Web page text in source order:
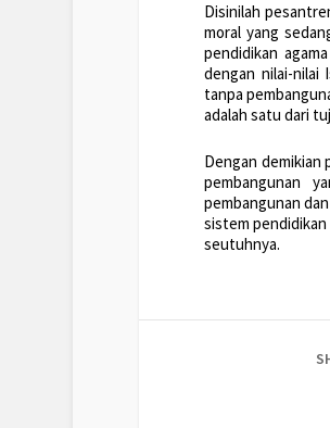
Disinilah
moral yang
pendidikan
dengan nilai-nilai
tanpa
adalah satu dari
Dengan demikian
pembangunan
pembangunan
sistem
seutuhnya.